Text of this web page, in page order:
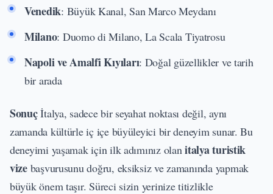
Venedik: Büyük Kanal, San Marco Meydanı
Milano: Duomo di Milano, La Scala Tiyatrosu
Napoli ve Amalfi Kıyıları: Doğal güzellikler ve tarih
bir arada
Sonuçİtalya, sadece bir seyahat noktası değil, aynı
zamanda kültürle iç içe büyüleyici bir deneyim sunar. Bu
deneyimi yaşamak için ilk adımınız olanitalya turistik
vizebaşvurusunu doğru, eksiksiz ve zamanında yapmak
büyük önem taşır. Süreci sizin yerinize titizlikle